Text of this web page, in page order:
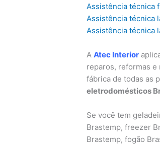
Assistência técnica
Assistência técnica
Assistência técnica
AAtec Interior
reparos, reformas e
fábrica de todas as
eletrodomésticos
Se você tem
Brastemp, freezer
Brastemp, fogão